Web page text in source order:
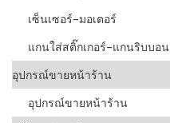
เซ็นเซอร์-มอเตอร์
แกนใส่สติ๊กเกอร์-แกนริบบอน
อุปกรณ์ขายหน้าร้าน
อุปกรณ์ขายหน้าร้าน